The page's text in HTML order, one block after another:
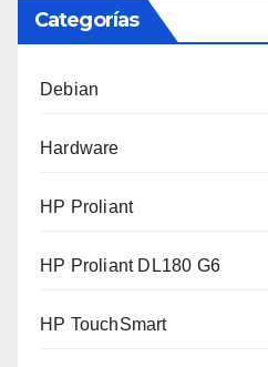
Categorías
Debian
Hardware
HP Proliant
HP Proliant DL180 G6
HP TouchSmart